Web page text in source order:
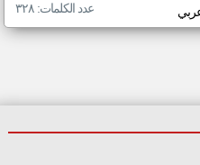
عدد الكلمات: ٣٢٨